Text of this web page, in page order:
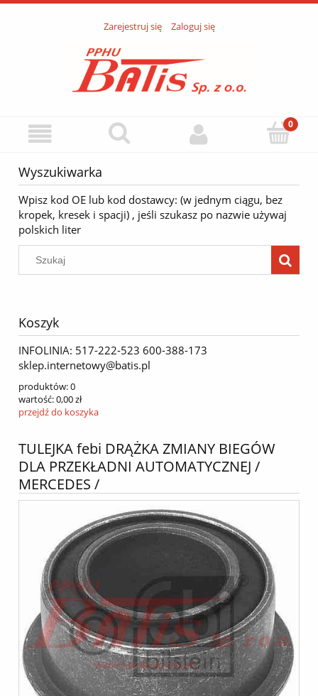
Zarejestruj się Zaloguj się
Wyszukiwarka
Wpisz kod OE lub kod dostawcy: (w jednym ciągu, bez
kropek, kresek i spacji) , jeśli szukasz po nazwie używaj
polskich liter
Koszyk
INFOLINIA: 517-222-523 600-388-173
sklep.internetowy@batis.pl
produktów:0
wartość:0,00 zł
przejdź do koszyka
TULEJKA febi DRĄŻKA ZMIANY BIEGÓW
DLA PRZEKŁADNI AUTOMATYCZNEJ /
MERCEDES /